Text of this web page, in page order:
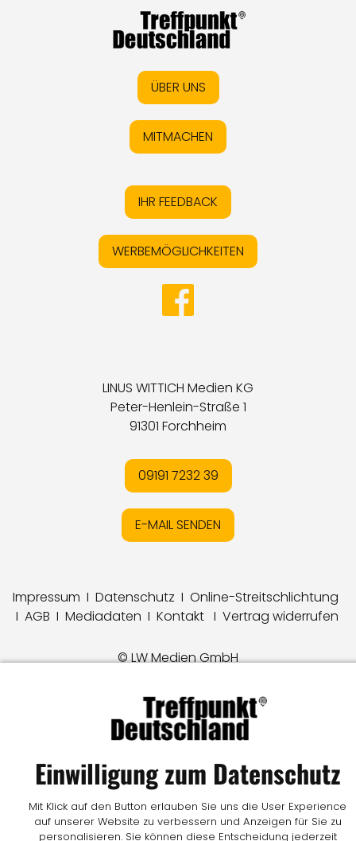
ÜBER UNS
MITMACHEN
IHR FEEDBACK
WERBEMÖGLICHKEITEN
LINUS WITTICH Medien KG
Peter-Henlein-Straße 1
91301 Forchheim
09191 7232 39
E-MAIL SENDEN
Impressum I Datenschutz I Online-Streitschlichtung
I AGB I Mediadaten I Kontakt I Vertrag widerrufen
© LW Medien GmbH
Einwilligung zum Datenschutz
Mit Klick auf den Button erlauben Sie uns die User Experience
auf unserer Website zu verbessern und Anzeigen für Sie zu
personalisieren. Sie können diese Entscheidung jederzeit